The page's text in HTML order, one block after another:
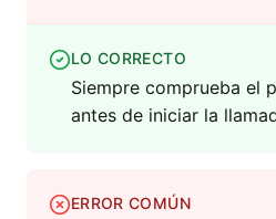
LO CORRECTO
Siempre comprueba el
antes de iniciar la
ERROR COMÚN